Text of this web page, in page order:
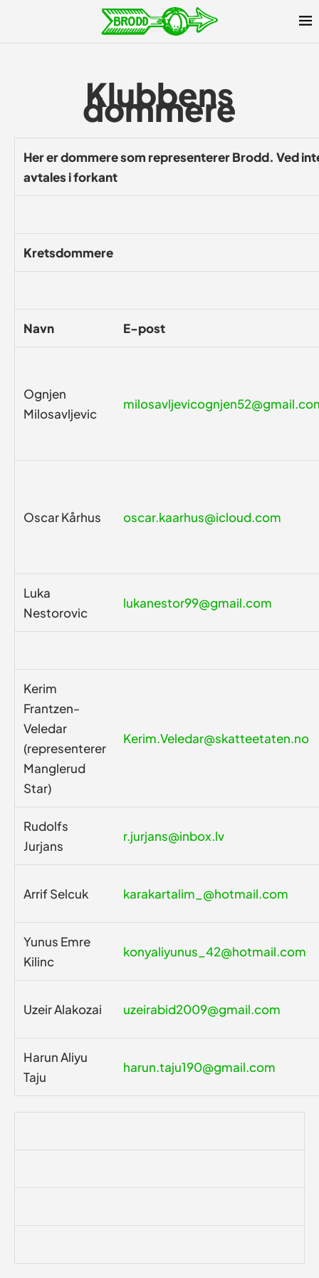
Klubbens
dommere
Her er dommere som representerer Brodd. Ved
avtales i forkant
Kretsdommere
Navn E-post
Ognjen
Milosavljevic
Oscar Kårhus oscar.kaarhus@icloud.com
Luka
Nestorovic
lukanestor99@gmail.com
Kerim
Frantzen-
Veledar
(representerer
Manglerud
Star)
Kerim.Veledar@skatteetaten.no
Rudolfs
Jurjans
r.jurjans@inbox.lv
Arrif Selcuk karakartalim_@hotmail.com
Yunus Emre
Kilinc
konyaliyunus_42@hotmail.com
Uzeir Alakozai uzeirabid2009@gmail.com
Harun Aliyu
Taju
harun.taju190@gmail.com